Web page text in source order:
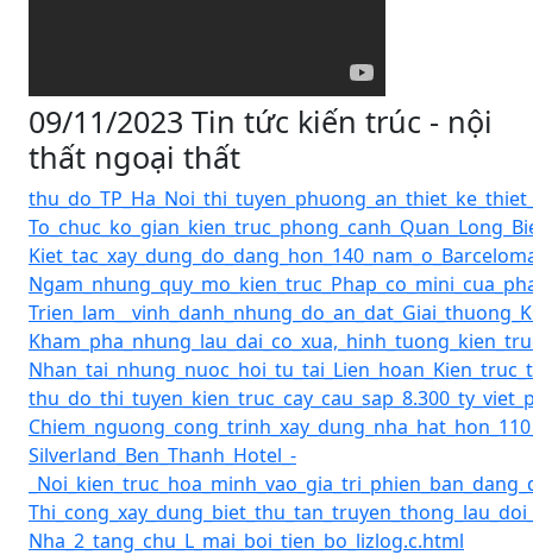
09/11/2023 Tin tức kiến trúc - nội
thất ngoại thất
Silverland_Ben_Thanh_Hotel_-
Nha_2_tang_chu_L_mai_boi_tien_bo_lizlog.c.html